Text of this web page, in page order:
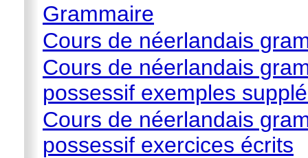
Grammaire
Cours de néerlandais
Cours de néerlandais
possessif exemples
Cours de néerlandais
possessif exercices écrits